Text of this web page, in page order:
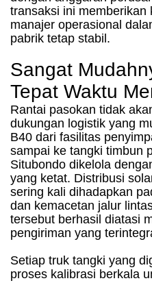
transaksi ini memberikan
manajer operasional
pabrik tetap stabil.
Sangat
Tepat Waktu
Rantai pasokan tidak
dukungan logistik yang
B40 dari fasilitas
sampai ke tangki timbun
Situbondo dikelola
yang ketat. Distribusi
sering kali dihadapkan
dan kemacetan jalur
tersebut berhasil diatasi
pengiriman yang
Setiap truk tangki yang
proses kalibrasi berkala